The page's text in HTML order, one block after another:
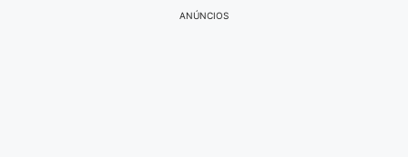
ANÚNCIOS